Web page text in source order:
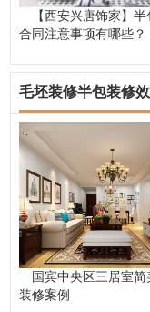
【西安兴唐饰家】
合同注意事项有哪些？
毛坯装修半包装修
国宾中央区三居室简
装修案例